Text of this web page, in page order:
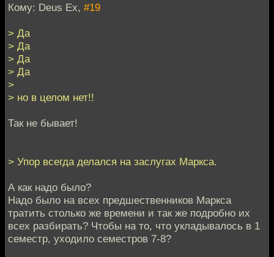
Кому: Deus Ex, #19
> Да
> Да
> Да
> Да
>
> но в целом нет!!
Так не бывает!
> Упор всегда делался на заслугах Маркса.
А как надо было?
Надо было на всех предшественников Маркса
тратить столько же времени и так же подробно их
всех разбирать? Чтобы на то, что укладывалось в 1
семестр, уходило семестров 7-8?